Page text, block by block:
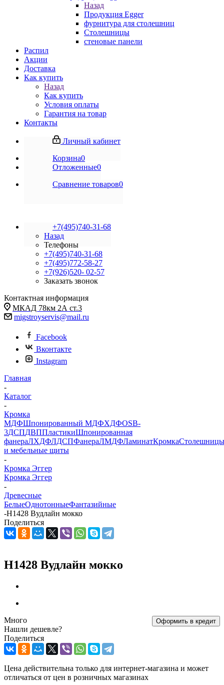
Назад
Продукция Egger
фурнитура для столешниц
Столешницы
стеновые панели
Распил
Акции
Доставка
Как купить
Назад
Как купить
Условия оплаты
Гарантия на товар
Контакты
Личный кабинет
Корзина0
Отложенные0
Сравнение товаров0
+7(495)740-31-68
Назад
Телефоны
+7(495)740-31-68
+7(495)772-58-27
+7(926)520- 02-57
Заказать звонок
Контактная информация
МКАД 78км 2А ст.3
migstroyservis@mail.ru
Facebook
Вконтакте
Instagram
Главная
-
Каталог
-
Кромка
МДФШпонированный МДФХДФOSB-
3ДСПДВППластикиШпонированная
фанераЛХДФЛДСПФанераЛМДФЛаминатКромкаСтолешницы
и мебельные щиты
-
Кромка Эггер
Кромка Эггер
-
Древесные
БелыеОднотонныеФантазийные
-H1428 Вудлайн мокко
Поделиться
H1428 Вудлайн мокко
Оформить в кредит
Много
Нашли дешевле?
Поделиться
Цена действительна только для интернет-магазина и может
отличаться от цен в розничных магазинах